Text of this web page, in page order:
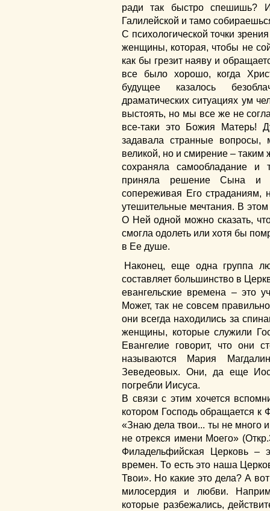
ради так быстро спешишь?
Галилейской и тамо
С психологической точки
женщины, которая, чтобы не
как бы грезит наяву и
все было хорошо, когда
будущее казалось
драматических ситуациях ум
выстоять, но мы все же не
все-таки это Божия Матерь!
задавала странные
великой, но и смирение –
сохраняла самообладание
приняла решение Сына и
сопереживая Его страданиям,
утешительные мечтания. В
О Ней одной можно сказать,
смогла одолеть или хотя бы
в Ее душе.
Наконец, еще одна группа
составляет большинство в
евангельские времена – это
Может, так не совсем
они всегда находились за
женщины, которые служили
Евангелие говорит, что они
называются Мария
Зеведеовых. Они, да еще
погребли Иисуса.
В связи с этим хочется
котором Господь обращается к
«Знаю дела твои... ты не много
не отрекся имени Моего»
Филадельфийская Церковь –
времен. То есть это наша
Твои». Но какие это дела? А
милосердия и любви.
которые разбежались,